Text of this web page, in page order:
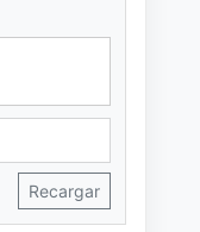
Recargar